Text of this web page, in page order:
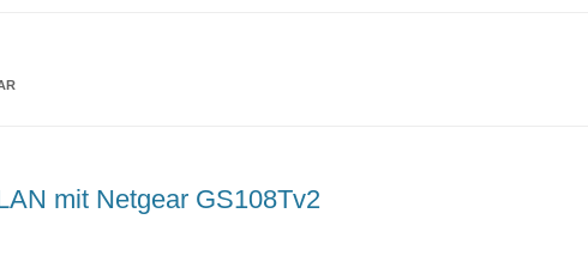
mit Netgear GS108Tv2